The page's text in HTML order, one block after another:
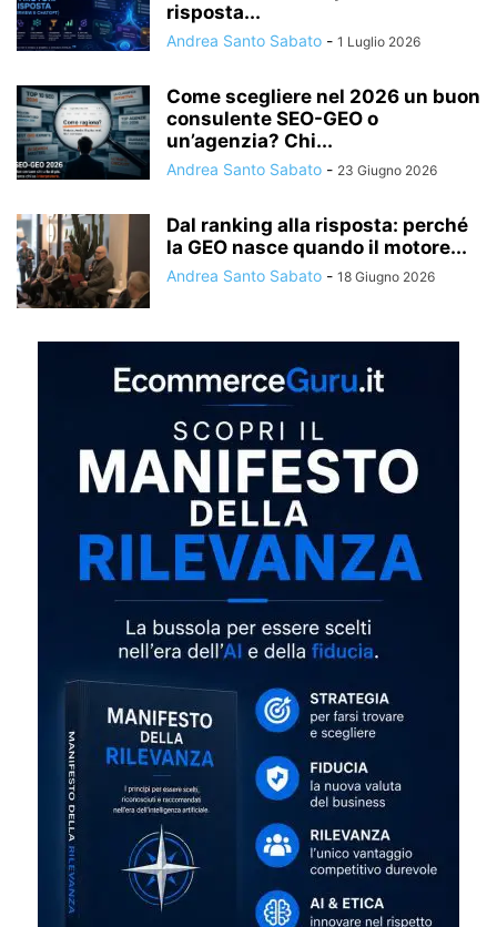
risposta...
Andrea Santo Sabato - 1 Luglio 2026
Come scegliere nel 2026 un buon
consulente SEO-GEO o
un’agenzia? Chi...
Andrea Santo Sabato - 23 Giugno 2026
Dal ranking alla risposta: perché
la GEO nasce quando il motore...
Andrea Santo Sabato - 18 Giugno 2026